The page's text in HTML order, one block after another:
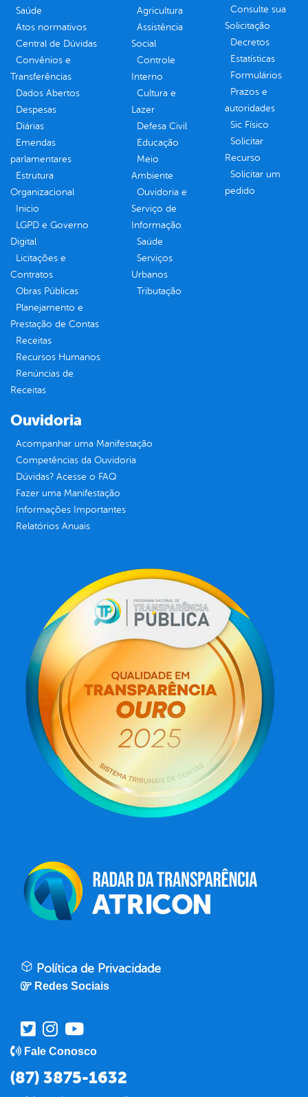
Saúde
Atos normativos
Central de Dúvidas
Convênios e
Transferências
Dados Abertos
Despesas
Diárias
Emendas
parlamentares
Estrutura
Organizacional
Inicio
LGPD e Governo
Digital
Licitações e
Contratos
Obras Públicas
Planejamento e
Prestação de Contas
Receitas
Recursos Humanos
Renúncias de
Receitas
Agricultura
Assistência
Social
Controle
Interno
Cultura e
Lazer
Defesa Civil
Educação
Meio
Ambiente
Ouvidoria e
Serviço de
Informação
Saúde
Serviços
Urbanos
Tributação
Consulte sua
Solicitação
Decretos
Estatísticas
Formulários
Prazos e
autoridades
Sic Físico
Solicitar
Recurso
Solicitar um
pedido
Ouvidoria
Acompanhar uma Manifestação
Competências da Ouvidoria
Dúvidas? Acesse o FAQ
Fazer uma Manifestação
Informações Importantes
Relatórios Anuais
Política de Privacidade
Redes Sociais
Fale Conosco
(87) 3875-1632